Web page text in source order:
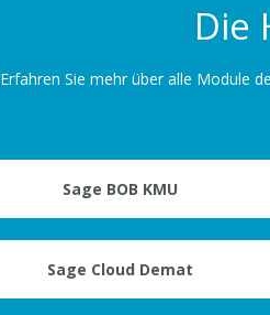
Die
Erfahren Sie mehr über alle Module
Sage BOB KMU
Sage Cloud Demat